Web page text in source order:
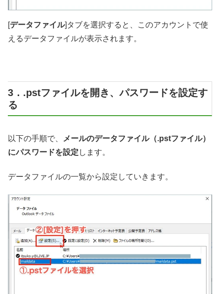
[データファイル]タブを選択すると、このアカウントで使
えるデータファイルが表示されます。
3．.pstファイルを開き、パスワードを設定す
る
以下の手順で、
メールのデータファイル（.pstファイル）
にパスワードを設定 します。
データファイルの一覧から設定していきます。